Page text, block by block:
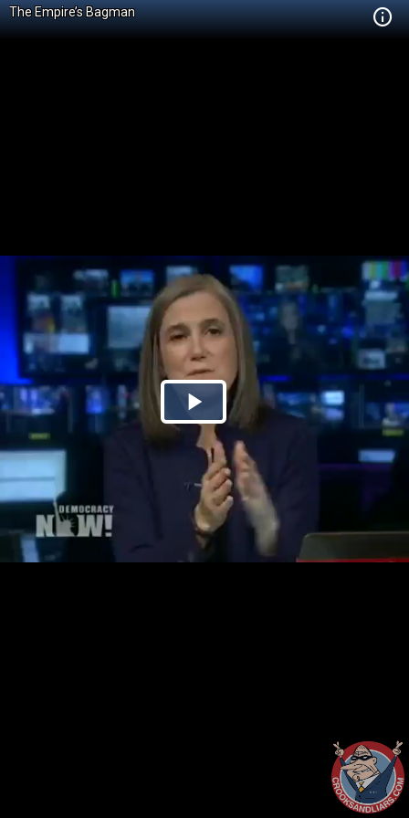
The Empire’s Bagman